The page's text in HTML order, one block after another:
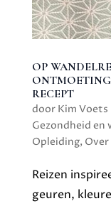
OP
RECEPT
door Kim Voets
Gezondheid en
Opleiding, Over
Reizen
geuren,